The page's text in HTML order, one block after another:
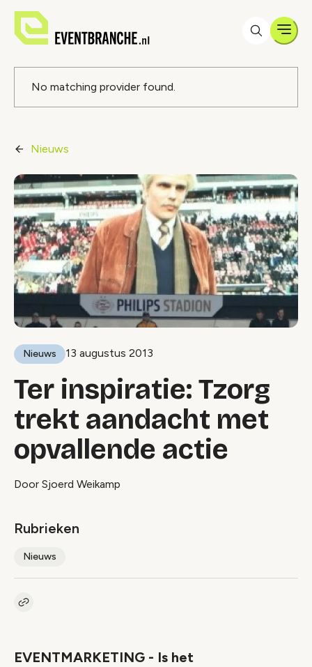
Foutmelding
No matching provider found.
Nieuws
Nieuws 13 augustus 2013
Ter inspiratie: Tzorg
trekt aandacht met
opvallende actie
Door Sjoerd Weikamp
Rubrieken
Nieuws
Kopieer link naar artikel
EVENTMARKETING - Is het